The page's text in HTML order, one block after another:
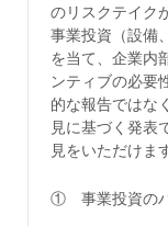
のリスクテイク
事業投資（設備
を当て、企業内
ンティブの必要
的な報告ではな
見に基づく発表
見をいただけま
① 事業投資のハ